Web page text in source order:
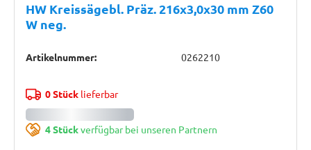
HW Kreissägebl. Präz. 216x3,0x30 mm Z60
W neg.
Artikelnummer: 0262210
0 Stücklieferbar
4 Stückverfügbar bei unseren Partnern